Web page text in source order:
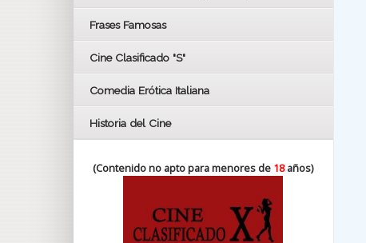
Frases Famosas
Cine Clasificado "S"
Comedia Erótica Italiana
Historia del Cine
(Contenido no apto para menores de 18años)